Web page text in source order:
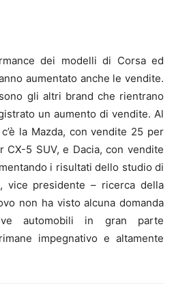
dei modelli di Corsa ed
aumentato anche le vendite.
gli altri brand che rientrano
un aumento di vendite. Al
la Mazda, con vendite 25 per
5 SUV, e Dacia, con vendite
i risultati dello studio di
, vice presidente – ricerca della
non ha visto alcuna domanda
automobili in gran parte
impegnativo e altamente